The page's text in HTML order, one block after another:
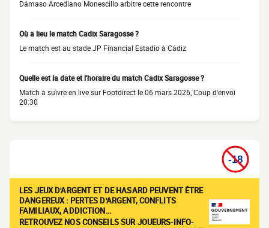
Dámaso Arcediano Monescillo arbitre cette rencontre
Où a lieu le match Cadix Saragosse ?
Le match est au stade JP Financial Estadio à Cádiz
Quelle est la date et l'horaire du match Cadix Saragosse ?
Match à suivre en live sur Footdirect le 06 mars 2026, Coup d'envoi
20:30
LES JEUX D'ARGENT ET DE HASARD PEUVENT ÊTRE
DANGEREUX : PERTES D'ARGENT, CONFLITS
FAMILIAUX, ADDICTION…
RETROUVEZ NOS CONSEILS SUR JOUEURS-INFO-